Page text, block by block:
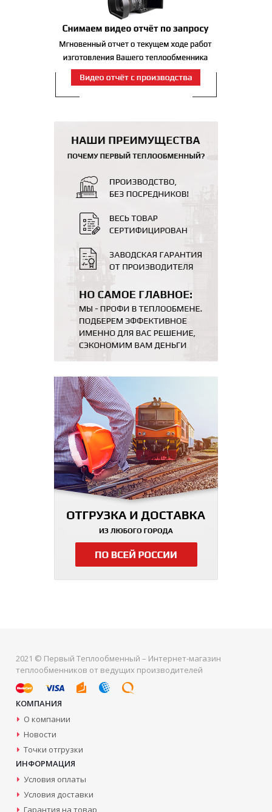
2021 © Первый Теплообменный – Интернет-магазин
теплообменников от ведущих производителей
КОМПАНИЯ
О компании
Новости
Точки отгрузки
ИНФОРМАЦИЯ
Условия оплаты
Условия доставки